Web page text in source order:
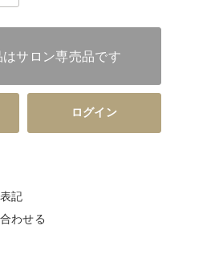
サロン専売品です
ログイン
記
わせる